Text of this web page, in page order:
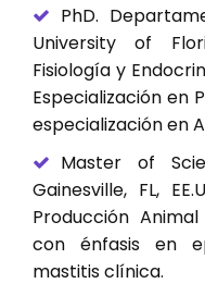
PhD.
University of
Fisiología y
Especialización en
especialización en
Master of
Gainesville, FL,
Producción
con énfasis en
mastitis clínica.